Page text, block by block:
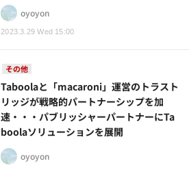
2023.3.29 Wed 15:00
oyoyon
その他
Taboolaと「macaroni」運営のトラスト
リッジが戦略的パートナーシップを加
速・・・パブリッシャーパートナーにTa
boolaソリューションを展開
oyoyon